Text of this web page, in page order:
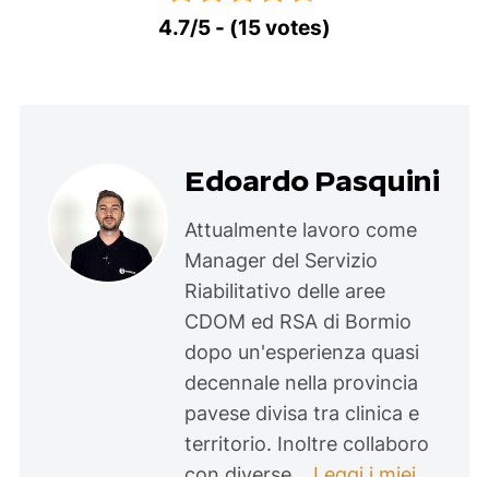
4.7/5 - (15 votes)
Edoardo Pasquini
Attualmente lavoro come
Manager del Servizio
Riabilitativo delle aree
CDOM ed RSA di Bormio
dopo un'esperienza quasi
decennale nella provincia
pavese divisa tra clinica e
territorio. Inoltre collaboro